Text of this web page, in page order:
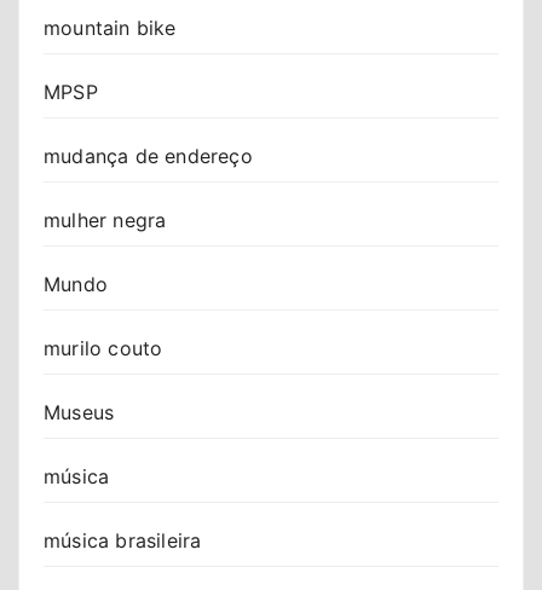
mountain bike
MPSP
mudança de endereço
mulher negra
Mundo
murilo couto
Museus
música
música brasileira